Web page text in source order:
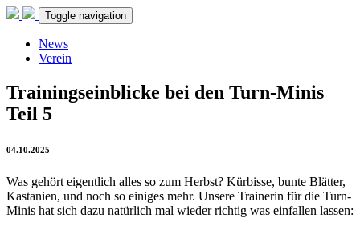
Toggle navigation
News
Verein
Trainingseinblicke bei den Turn-Minis
Teil 5
04.10.2025
Was gehört eigentlich alles so zum Herbst? Kürbisse, bunte Blätter,
Kastanien, und noch so einiges mehr. Unsere Trainerin für die Turn-
Minis hat sich dazu natürlich mal wieder richtig was einfallen lassen: